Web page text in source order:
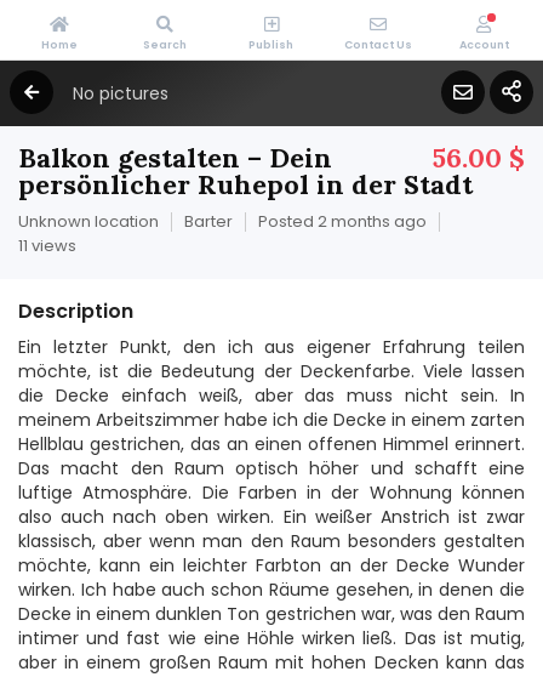
No pictures
56.00 $
Balkon gestalten – Dein
persönlicher Ruhepol in der Stadt
Unknown location Barter
Posted 2 months ago
11 views
Description
Ein letzter Punkt, den ich aus eigener Erfahrung teilen
möchte, ist die Bedeutung der Deckenfarbe. Viele lassen
die Decke einfach weiß, aber das muss nicht sein. In
meinem Arbeitszimmer habe ich die Decke in einem zarten
Hellblau gestrichen, das an einen offenen Himmel erinnert.
Das macht den Raum optisch höher und schafft eine
luftige Atmosphäre. Die Farben in der Wohnung können
also auch nach oben wirken. Ein weißer Anstrich ist zwar
klassisch, aber wenn man den Raum besonders gestalten
möchte, kann ein leichter Farbton an der Decke Wunder
wirken. Ich habe auch schon Räume gesehen, in denen die
Decke in einem dunklen Ton gestrichen war, was den Raum
intimer und fast wie eine Höhle wirken ließ. Das ist mutig,
aber in einem großen Raum mit hohen Decken kann das
Home Search Publish Contact Us Account